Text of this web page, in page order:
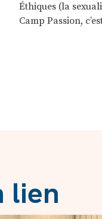
Éthiques (la
Camp Passion,
lien